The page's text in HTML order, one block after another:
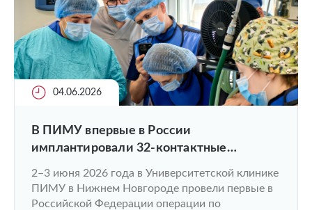
04.06.2026
В ПИМУ впервые в России
имплантировали 32-контактные
пациентам с травмами и заболеваниями
спинного мозга
2–3 июня 2026 года в Университетской клинике
ПИМУ в Нижнем Новгороде провели первые в
Российской Федерации операции по